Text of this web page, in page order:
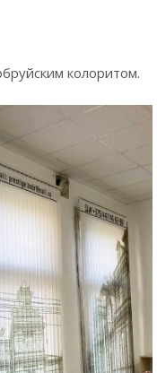
колоритом.